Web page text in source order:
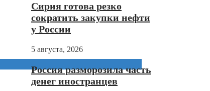
Сирия готова резко
сократить закупки нефти
у России
5 августа, 2026
Россия разморозила часть
денег иностранцев